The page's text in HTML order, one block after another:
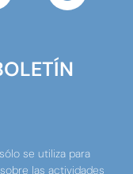
se utiliza para
las actividades